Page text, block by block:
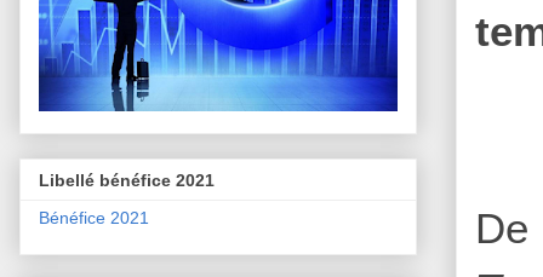
Libellé bénéfice 2021
Bénéfice 2021